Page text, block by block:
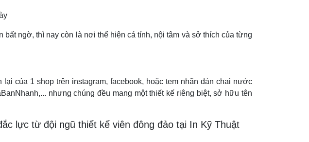
ngờ, thì nay còn là nơi thể hiện cá tính, nội tâm và sở thích của từng
của 1 shop trên instagram, facebook, hoặc tem nhãn dán chai nước
nhưng chúng đều mang một thiết kế riêng biệt, sở hữu tên
lực từ đội ngũ thiết kế viên đông đảo tại In Kỹ Thuật